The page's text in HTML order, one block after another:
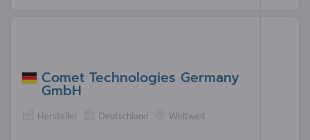
Comet Technologies Germany
GmbH
Hersteller Deutschland Weltweit